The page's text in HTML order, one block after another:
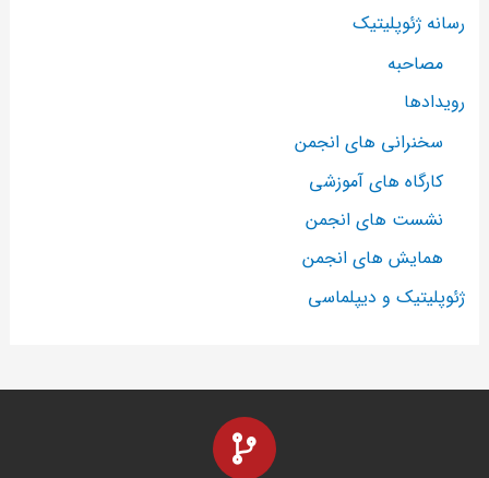
رسانه ژئوپلیتیک
مصاحبه
رویدادها
سخنرانی های انجمن
کارگاه های آموزشی
نشست های انجمن
همایش های انجمن
ژئوپلیتیک و دیپلماسی